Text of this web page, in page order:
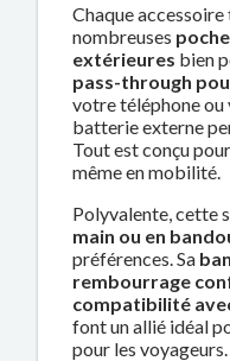
Chaque
nombreuses
extérieures bien
pass-through
votre téléphone ou
batterie externe
Tout est conçu
même en mobilité.
Polyvalente, cette
main ou en
préférences. Sa
rembourrage
compatibilité
font un allié idéal
pour les voyageurs.